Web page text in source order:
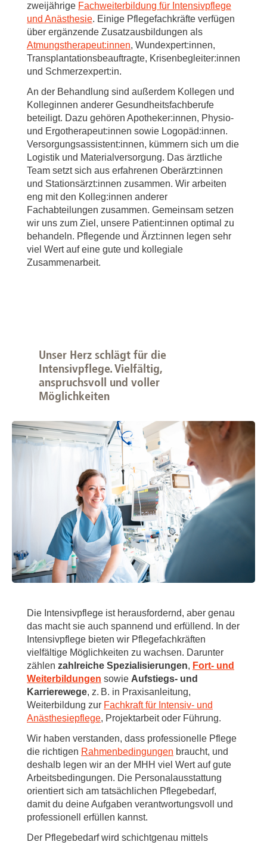
zweijährige Fachweiterbildung für Intensivpflege
und Anästhesie. Einige Pflegefachkräfte verfügen
über ergänzende Zusatzausbildungen als
Atmungstherapeut:innen, Wundexpert:innen,
Transplantationsbeauftragte, Krisenbegleiter:innen
und Schmerzexpert:in.
An der Behandlung sind außerdem Kollegen und
Kolleginnen anderer Gesundheitsfachberufe
beteiligt. Dazu gehören Apotheker:innen, Physio-
und Ergotherapeut:innen sowie Logopäd:innen.
Versorgungsassistent:innen, kümmern sich um die
Logistik und Materialversorgung. Das ärztliche
Team setzt sich aus erfahrenen Oberärzt:innen
und Stationsärzt:innen zusammen. Wir arbeiten
eng mit den Kolleg:innen anderer
Fachabteilungen zusammen. Gemeinsam setzen
wir uns zum Ziel, unsere Patient:innen optimal zu
behandeln. Pflegende und Ärzt:innen legen sehr
viel Wert auf eine gute und kollegiale
Zusammenarbeit.
Unser Herz schlägt für die
Intensivpflege. Vielfältig,
anspruchsvoll und voller
Möglichkeiten
Die Intensivpflege ist herausfordernd, aber genau
das macht sie auch spannend und erfüllend. In der
Intensivpflege bieten wir Pflegefachkräften
vielfältige Möglichkeiten zu wachsen. Darunter
zählen zahlreiche Spezialisierungen, Fort- und
Weiterbildungen sowie Aufstiegs- und
Karrierewege, z. B. in Praxisanleitung,
Weiterbildung zur Fachkraft für Intensiv- und
Anästhesiepflege, Projektarbeit oder Führung.
Wir haben verstanden, dass professionelle Pflege
die richtigen Rahmenbedingungen braucht, und
deshalb legen wir an der MHH viel Wert auf gute
Arbeitsbedingungen. Die Personalausstattung
orientiert sich am tatsächlichen Pflegebedarf,
damit du deine Aufgaben verantwortungsvoll und
professionell erfüllen kannst.
Der Pflegebedarf wird schichtgenau mittels